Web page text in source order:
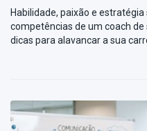
Habilidade, paixão e
competências de um coach de
dicas para alavancar a sua